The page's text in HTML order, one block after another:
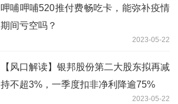
呷哺呷哺520推付费畅吃卡，能弥补疫情
期间亏空吗？
2023-05-22
【风口解读】银邦股份第二大股东拟再减
持不超3%，一季度扣非净利降逾75%
2023-05-22